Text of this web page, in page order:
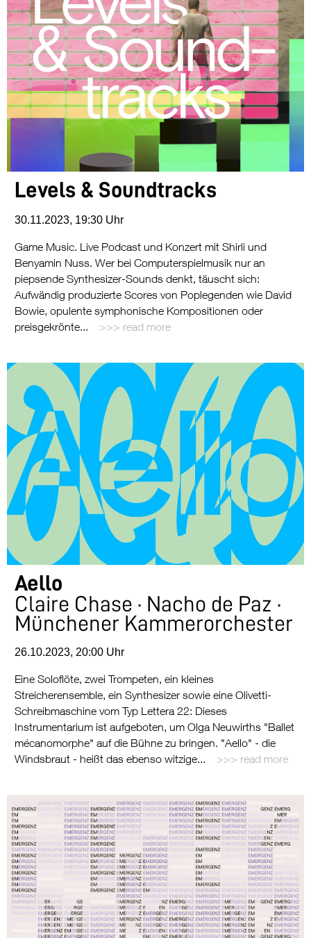
Levels & Soundtracks
30.11.2023, 19:30 Uhr
Game Music. Live Podcast und Konzert mit Shirli und
Benyamin Nuss. Wer bei Computerspielmusik nur an
piepsende Synthesizer-Sounds denkt, täuscht sich:
Aufwändig produzierte Scores von Poplegenden wie David
Bowie, opulente symphonische Kompositionen oder
preisgekrönte...
read more
Aello
Claire Chase · Nacho de Paz ·
Münchener Kammerorchester
26.10.2023, 20:00 Uhr
Eine Soloflöte, zwei Trompeten, ein kleines
Streicherensemble, ein Synthesizer sowie eine Olivetti-
Schreibmaschine vom Typ Lettera 22: Dieses
Instrumentarium ist aufgeboten, um Olga Neuwirths "Ballet
mécanomorphe" auf die Bühne zu bringen. "Aello" - die
Windsbraut - heißt das ebenso witzige...
read more